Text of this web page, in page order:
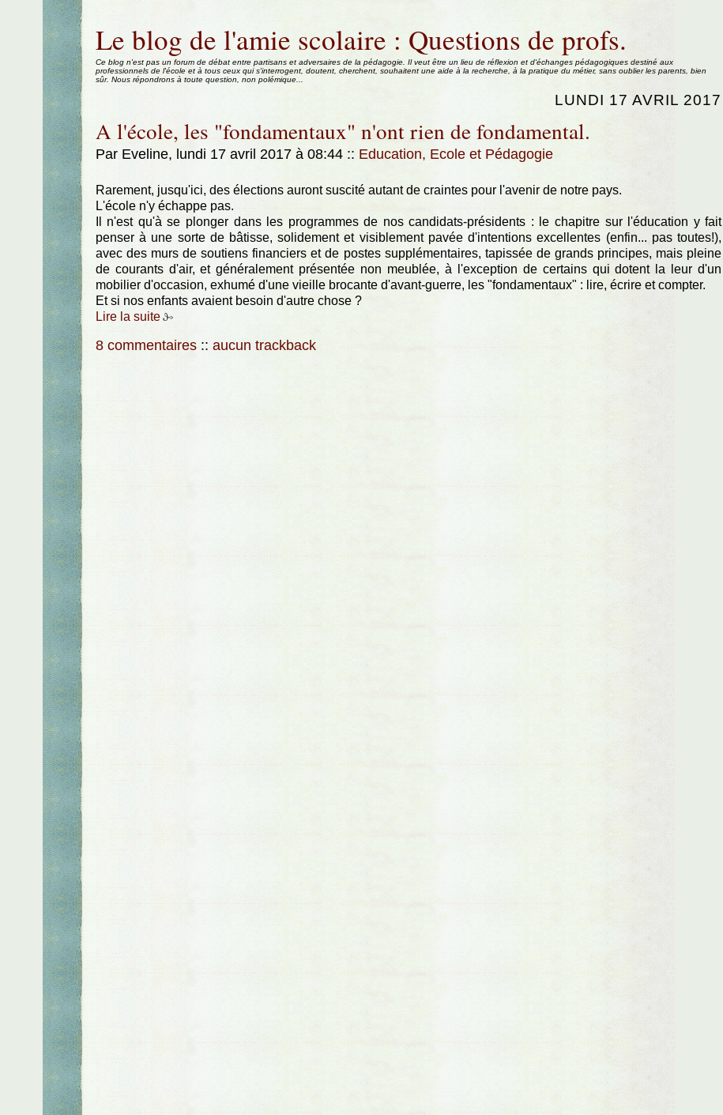
Aller au contenu
Le blog de l'amie scolaire : Questions de profs.
Ce blog n'est pas un forum de débat entre partisans et adversaires de la pédagogie. Il veut être un lieu de réflexion et d'échanges pédagogiques destiné aux
professionnels de l'école et à tous ceux qui s'interrogent, doutent, cherchent, souhaitent une aide à la recherche, à la pratique du métier, sans oublier les parents, bien
sûr. Nous répondrons à toute question, non polémique...
LUNDI 17 AVRIL 2017
A l'école, les "fondamentaux" n'ont rien de fondamental.
Par Eveline, lundi 17 avril 2017 à 08:44 :: Education, Ecole et Pédagogie
Rarement, jusqu'ici, des élections auront suscité autant de craintes pour l'avenir de notre pays.
L'école n'y échappe pas.
Il n'est qu'à se plonger dans les programmes de nos candidats-présidents : le chapitre sur l'éducation y fait
penser à une sorte de bâtisse, solidement et visiblement pavée d'intentions excellentes (enfin... pas toutes!),
avec des murs de soutiens financiers et de postes supplémentaires, tapissée de grands principes, mais pleine
de courants d'air, et généralement présentée non meublée, à l'exception de certains qui dotent la leur d'un
mobilier d'occasion, exhumé d'une vieille brocante d'avant-guerre, les "fondamentaux" : lire, écrire et compter.
Et si nos enfants avaient besoin d'autre chose ?
Lire la suite
8 commentaires :: aucun trackback